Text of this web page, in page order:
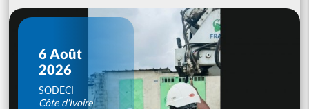
6 Août
2026
SODECI
Côte d'Ivoire